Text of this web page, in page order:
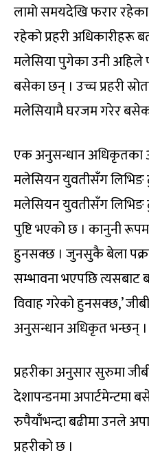
लामो समयदेखि फरार
रहेको प्रहरी अधिकारीहरू
मलेसिया पुगेका उनी अहिले
बसेका छन् । उच्च प्रहरी
मलेसियामै घरजम गरेर
एक अनुसन्धान अधिकृतका
मलेसियन युवतीसँग लिभिङ
मलेसियन युवतीसँग लिभिङ
पुष्टि भएको छ । कानुनी
हुनसक्छ । जुनसुकै बेला
सम्भावना भएपछि
विवाह गरेको हुनसक्छ,’
अनुसन्धान अधिकृत भन्छन् ।
प्रहरीका अनुसार सुरुमा
देशापन्डनमा अपार्टमेन्टमा
रुपैयाँभन्दा बढीमा उनले
प्रहरीको छ ।